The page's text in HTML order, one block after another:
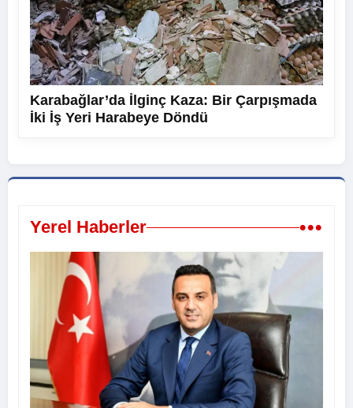
Karabağlar’da İlginç Kaza: Bir Çarpışmada
İki İş Yeri Harabeye Döndü
Yerel Haberler •••